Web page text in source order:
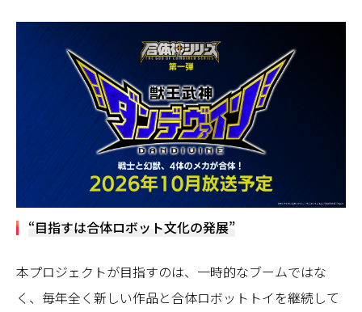
“目指すは合体ロボット文化の発展”
本プロジェクトが目指すのは、一時的なブームではな
く、毎年全く新しい作品と合体ロボットトイを継続して